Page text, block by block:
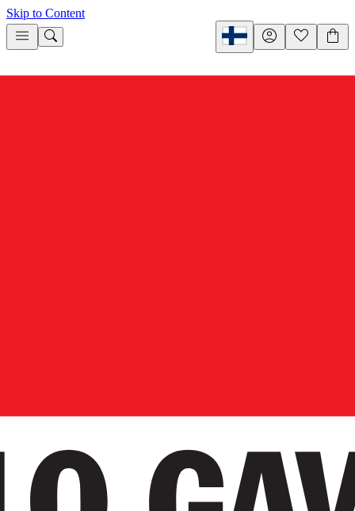
Skip to Content